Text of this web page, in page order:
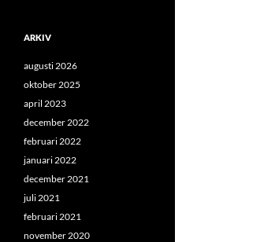
ARKIV
augusti 2026
oktober 2025
april 2023
december 2022
februari 2022
januari 2022
december 2021
juli 2021
februari 2021
november 2020